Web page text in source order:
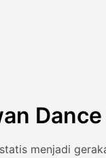
menjadi